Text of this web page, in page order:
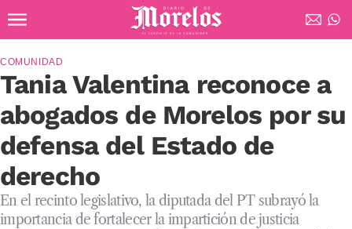
Diario de Morelos
Tania Valentina reconoce a
abogados de Morelos por su
defensa del Estado de
derecho
COMUNIDAD
En el recinto legislativo, la diputada del PT subrayó la
importancia de fortalecer la impartición de justicia